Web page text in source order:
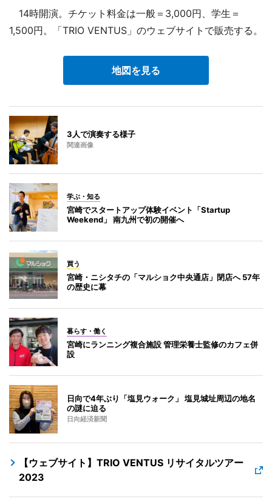
14時開演。チケット料金は一般＝3,000円、学生＝
1,500円。「TRIO VENTUS」のウェブサイトで販売する。
地図を見る
3人で演奏する様子
関連画像
学ぶ・知る
宮崎でスタートアップ体験イベント「Startup
Weekend」 南九州で初の開催へ
買う
宮崎・ニシタチの「マルショク中央通店」閉店へ 57年
の歴史に幕
暮らす・働く
宮崎にランニング複合施設 管理栄養士監修のカフェ併
設
日向で4年ぶり「塩見ウォーク」 塩見城址周辺の地名
の謎に迫る
日向経済新聞
【ウェブサイト】TRIO VENTUS リサイタルツアー
2023